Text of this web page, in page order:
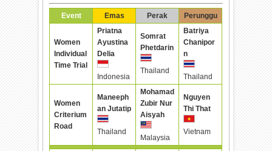
Event Emas Perak Perunggu
Women
Individual
Time Trial
Priatna
Ayustina
Delia
Indonesia
Somrat
Phetdarin
Thailand
Batriya
Chanipor
n
Thailand
Women
Criterium
Road
Maneeph
an Jutatip
Thailand
Mohamad
Zubir Nur
Aisyah
Malaysia
Nguyen
Thi That
Vietnam